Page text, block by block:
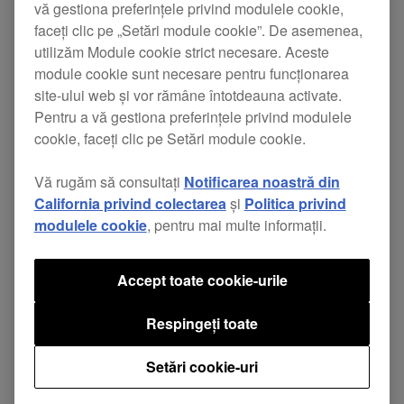
occasions.
Demo mode/auto standby function
worked incorrectly with firmware 1.08
and 1.09.
Partajează
vă gestiona preferințele privind modulele cookie,
faceți clic pe „Setări module cookie”. De asemenea,
utilizăm Module cookie strict necesare. Aceste
module cookie sunt necesare pentru funcționarea
site-ului web și vor rămâne întotdeauna activate.
Pentru a vă gestiona preferințele privind modulele
cookie, faceți clic pe Setări module cookie.
Vă rugăm să consultați Notificarea noastră din
California privind colectareași Politica privind
modulele cookie, pentru mai multe informații.
Setări cookie-uri
Respingeți toate
Accept toate cookie-urile